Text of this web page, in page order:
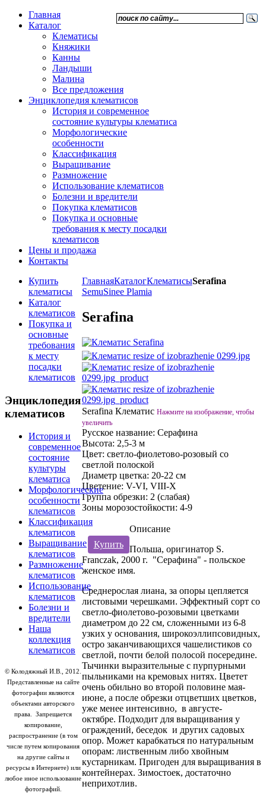
Главная
Каталог
Клематисы
Княжики
Канны
Ландыши
Малина
Все предложения
Энциклопедия клематисов
История и современное
состояние культуры клематиса
Морфологические
особенности
Классификация
Выращивание
Размножение
Использование клематисов
Болезни и вредители
Покупка клематисов
Покупка и основные
требования к месту посадки
клематисов
Цены и продажа
Контакты
ГлавнаяКаталогКлематисыSerafina
SemuSinee Plamia
Serafina
Serafina Клематис Нажмите на изображение, чтобы
увеличить
Русское название: Серафина
Высота: 2,5-3 м
Цвет: светло-фиолетово-розовый со
светлой полоской
Диаметр цветка: 20-22 см
Цветение: V-VI, VIII-X
Группа обрезки: 2 (слабая)
Зоны морозостойкости: 4-9
Купить
Описание
Польша, оригинатор S.
Franczak, 2000 г. "Серафина" - польское
женское имя.
Среднерослая лиана, за опоры цепляется
листовыми черешками. Эффектный сорт со
светло-фиолетово-розовыми цветками
диаметром до 22 см, сложенными из 6-8
узких у основания, широкоэллипсовидных,
остро заканчивающихся чашелистиков со
светлой, почти белой полосой посередине.
Тычинки выразительные с пурпурными
пыльниками на кремовых нитях. Цветет
очень обильно во второй половине мая-
июне, а после обрезки отцветших цветков,
уже менее интенсивно, в августе-
октябре. Подходит для выращивания у
ограждений, беседок и других садовых
опор. Может карабкаться по натуральным
опорам: лиственным либо хвойным
кустарникам. Пригоден для выращивания в
контейнерах. Зимостоек, достаточно
неприхотлив.
Купить
клематисы
Каталог
клематисов
Покупка и
основные
требования
к месту
посадки
клематисов
Энциклопедия
клематисов
История и
современное
состояние
культуры
клематиса
Морфологические
особенности
клематисов
Классификация
клематисов
Выращивание
клематисов
Размножение
клематисов
Использование
клематисов
Болезни и
вредители
Наша
коллекция
клематисов
© Колодяжный И.В., 2012.
Представленные на сайте
фотографии являются
объектами авторского
права.
Запрещается
копирование,
распространение (в том
числе путем копирования
на другие сайты и
ресурсы в Интернете) или
любое иное использование
фотографий.